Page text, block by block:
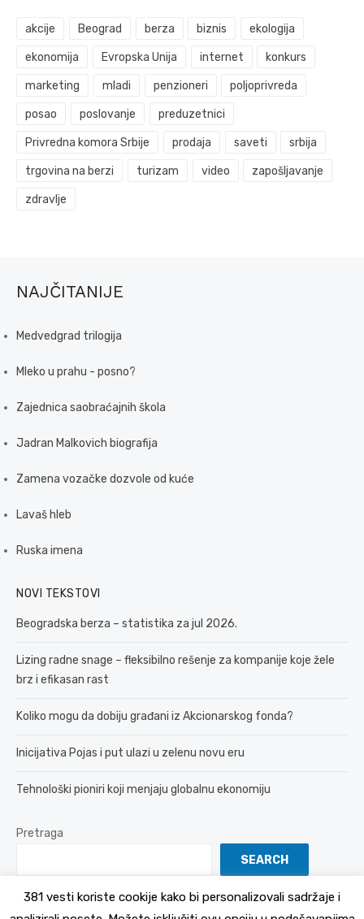
akcije Beograd berza biznis ekologija
ekonomija Evropska Unija internet konkurs
marketing mladi penzioneri poljoprivreda
posao poslovanje preduzetnici
Privredna komora Srbije prodaja saveti srbija
trgovina na berzi turizam video zapošljavanje
zdravlje
NAJČITANIJE
Medvedgrad trilogija
Mleko u prahu - posno?
Zajednica saobraćajnih škola
Jadran Malkovich biografija
Zamena vozačke dozvole od kuće
Lavaš hleb
Ruska imena
NOVI TEKSTOVI
Beogradska berza – statistika za jul 2026.
Lizing radne snage – fleksibilno rešenje za kompanije koje žele
brz i efikasan rast
Koliko mogu da dobiju građani iz Akcionarskog fonda?
Inicijativa Pojas i put ulazi u zelenu novu eru
Tehnološki pioniri koji menjaju globalnu ekonomiju
Pretraga
SEARCH
381 vesti koriste cookije kako bi personalizovali sadržaje i